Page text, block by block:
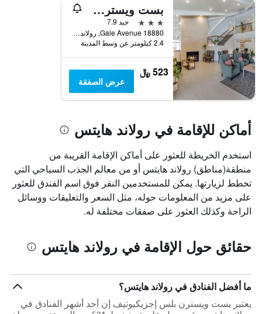
بست ويسترن بلس إجزيكيوتيف إن
3 نجوم
جيد 7.9
18880 Gale Avenue, رولاند هايتس, CA, الولايات المتحدة الأميريكية
2.4 كيلومتر عن وسط المدينة
523 ﷼
عرض الصفقة
أماكن للإقامة في رولاند هايتس
استخدم الخريطة للعثور على أماكن الإقامة القريبة من
منطقة(مناطق) رولاند هايتس أو من معالم الجذب السياحي التي
تخطط لزيارتها. يمكن للمستخدمين النقر فوق اسم الفندق للعثور
على مزيد من المعلومات حوله، مثل السعر والتعليقات ووسائل
الراحة وكذلك العثور على صفقات مختلفة له.
حقائق حول الإقامة في رولاند هايتس
ما أفضل الفنادق في رولاند هايتس؟
يعتبر بست ويسترن بلس إجزيكيوتيف إن أحد أشهر الفنادق في